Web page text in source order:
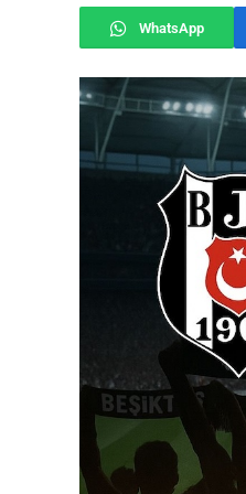
WhatsApp